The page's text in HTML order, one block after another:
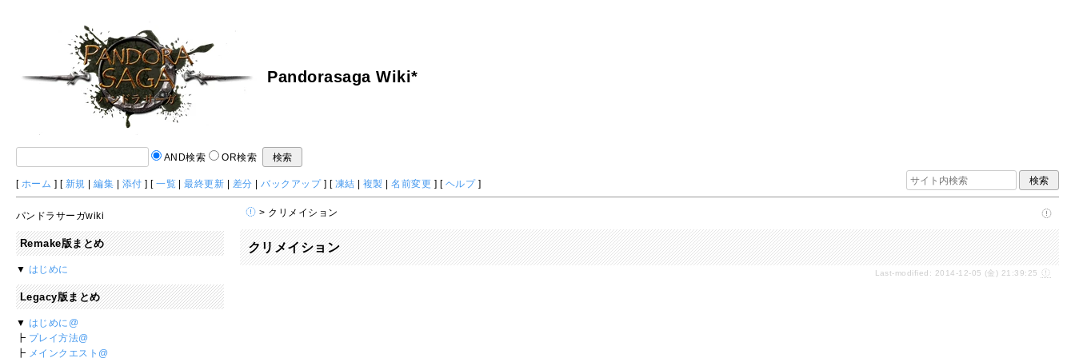
Pandorasaga Wiki*
AND検索 OR検索
[ ホーム ] [ 新規 |編集 添付 ] [一覧 |最終更新 差分 |バックアップ] [ 凍結 複製 |名前変更 ] [ ヘルプ]
> クリメイション
クリメイション
Last-modified: 2014-12-05 (金) 21:39:25
パンドラサーガwiki
Remake版まとめ
▼ はじめに
Legacy版まとめ
▼ はじめに@
┣ プレイ方法@
┣ メインクエスト@